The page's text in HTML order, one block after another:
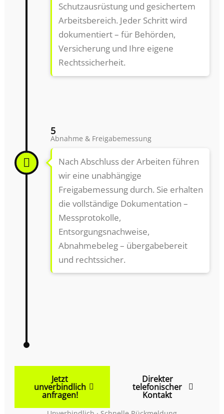
Schutzausrüstung und gesichertem
Arbeitsbereich. Jeder Schritt wird
dokumentiert – für Behörden,
Versicherung und Ihre eigene
Rechtssicherheit.
5
Abnahme & Freigabemessung
Nach Abschluss der Arbeiten führen
wir eine unabhängige
Freigabemessung durch. Sie erhalten
die vollständige Dokumentation –
Messprotokolle,
Entsorgungsnachweise,
Abnahmebeleg – übergabebereit
und rechtssicher.
Jetzt
unverbindlich
anfragen!
Direkter
telefonischer
Kontakt